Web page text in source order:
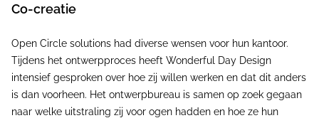
Co-creatie
Open Circle solutions had diverse wensen voor hun kantoor.
Tijdens het ontwerpproces heeft Wonderful Day Design
intensief gesproken over hoe zij willen werken en dat dit anders
is dan voorheen. Het ontwerpbureau is samen op zoek gegaan
naar welke uitstraling zij voor ogen hadden en hoe ze hun